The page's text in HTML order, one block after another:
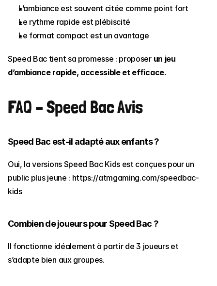
L’ambiance est souvent citée comme point fort
Le rythme rapide est plébiscité
Le format compact est un avantage
Speed Bac tient sa promesse : proposer un jeu
d’ambiance rapide, accessible et efficace.
FAQ – Speed Bac Avis
Speed Bac est-il adapté aux enfants ?
Oui, la versions Speed Bac Kids est conçues pour un
public plus jeune : https://atmgaming.com/speedbac-
kids
Combien de joueurs pour Speed Bac ?
Il fonctionne idéalement à partir de 3 joueurs et
s’adapte bien aux groupes.